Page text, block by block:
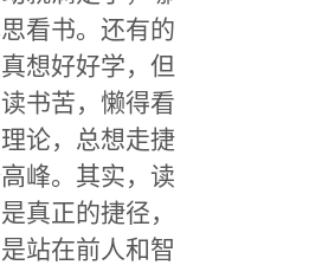
看书。还有的
想好好学，但
书苦，懒得看
论，总想走捷
峰。其实，读
真正的捷径，
站在前人和智